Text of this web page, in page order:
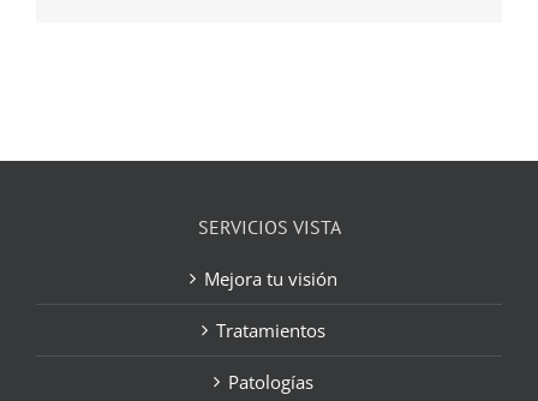
SERVICIOS VISTA
Mejora tu visión
Tratamientos
Patologías